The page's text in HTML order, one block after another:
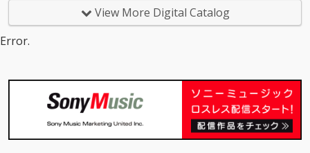
View More Digital Catalog
Error.